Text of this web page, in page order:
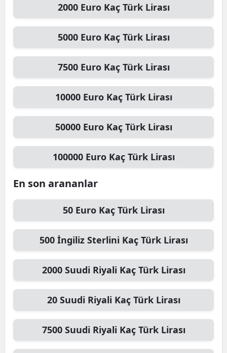
2000 EuroKaç Türk Lirası
5000 EuroKaç Türk Lirası
7500 EuroKaç Türk Lirası
10000 EuroKaç Türk Lirası
50000 EuroKaç Türk Lirası
100000 EuroKaç Türk Lirası
En son arananlar
50 EuroKaç Türk Lirası
500 İngiliz Sterlini Kaç Türk Lirası
2000 Suudi Riyali Kaç Türk Lirası
20 Suudi Riyali Kaç Türk Lirası
7500 Suudi Riyali Kaç Türk Lirası